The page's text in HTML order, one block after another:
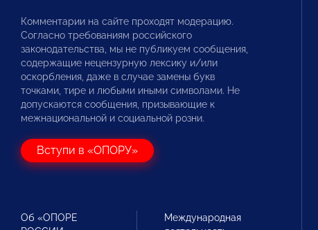
Комментарии на сайте проходят модерацию.
Согласно требованиям российского
законодательства, мы не публикуем сообщения,
содержащие нецензурную лексику и/или
оскорбления, даже в случае замены букв
точками, тире и любыми иными символами. Не
допускаются сообщения, призывающие к
межнациональной и социальной розни.
Вступи в «ОПОРУ»
Об «ОПОРЕ
Международная